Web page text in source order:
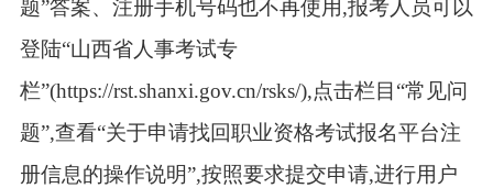
题”答案、注册手机号码也不再使用,报考人员可以
登陆“山西省人事考试专
栏”(https://rst.shanxi.gov.cn/rsks/),点击栏目“常见问
题”,查看“关于申请找回职业资格考试报名平台注
册信息的操作说明”,按照要求提交申请,进行用户